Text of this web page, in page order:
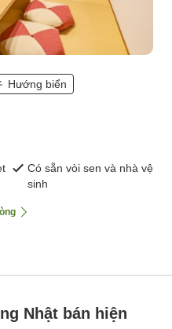
Hướng biển
Có sẵn vòi sen và nhà vệ
sinh
Nhật bán hiện